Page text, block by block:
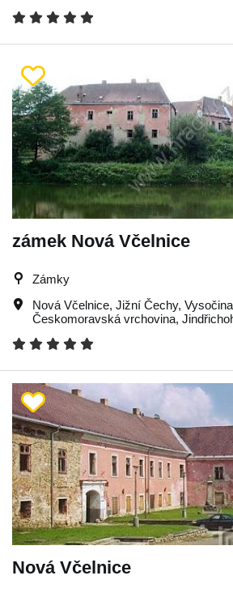
zámek Nová Včelnice
Zámky
Nová Včelnice, Jižní Čechy, Vysočina
Českomoravská vrchovina,
Nová Včelnice